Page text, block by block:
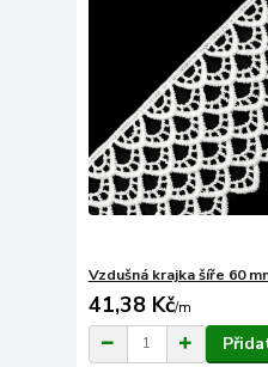
Vzdušná krajka šíře 60
41,38 Kč/m